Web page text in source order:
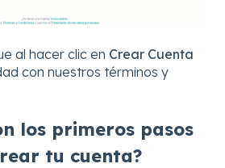
al hacer clic en Crear Cuenta
con nuestros términos y
los primeros pasos
tu cuenta?